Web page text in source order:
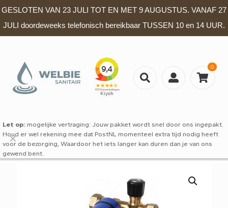
GESLOTEN VAN 23 JULI TOT EN MET 9 AUGUSTUS. VANAF 27
JULI doordeweeks telefonisch bereikbaar TUSSEN 10 en 14 UUR.
0
Let op: mogelijke vertraging: Jouw pakket wordt snel door ons ingepakt.
Houd er wel rekening mee dat PostNL momenteel extra tijd nodig heeft
voor de bezorging, Waardoor het iets langer kan duren dan je van ons
gewend bent.
✕